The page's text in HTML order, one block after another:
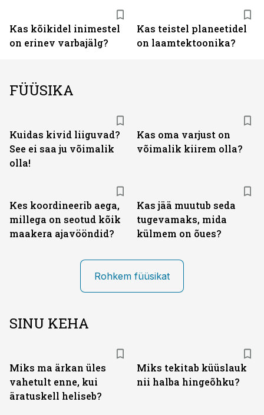
Kas kõikidel inimestel
on erinev varbajälg?
Kas teistel planeetidel
on laamtektoonika?
FÜÜSIKA
Kuidas kivid liiguvad?
See ei saa ju võimalik
olla!
Kas oma varjust on
võimalik kiirem olla?
Kes koordineerib aega,
millega on seotud kõik
maakera ajavööndid?
Kas jää muutub seda
tugevamaks, mida
külmem on õues?
Rohkem füüsikat
SINU KEHA
Miks ma ärkan üles
vahetult enne, kui
äratuskell heliseb?
Miks tekitab küüslauk
nii halba hingeõhku?